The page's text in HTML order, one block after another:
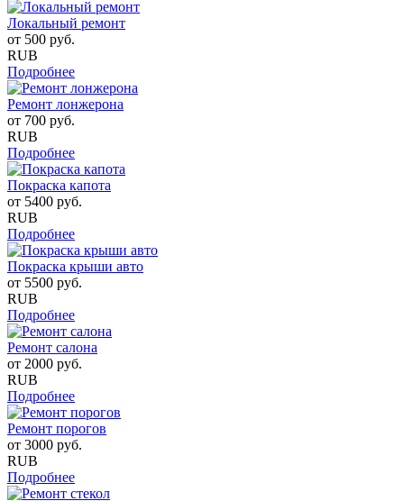
Локальный ремонт
от 500 руб.
RUB
Подробнее
Ремонт лонжерона
от 700 руб.
RUB
Подробнее
Покраска капота
от 5400 руб.
RUB
Подробнее
Покраска крыши авто
от 5500 руб.
RUB
Подробнее
Ремонт салона
от 2000 руб.
RUB
Подробнее
Ремонт порогов
от 3000 руб.
RUB
Подробнее